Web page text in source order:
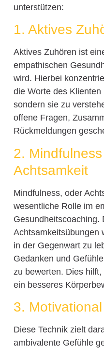
unterstützen:
1. Aktives
Aktives Zuhören ist
empathischen
wird. Hierbei
die Worte des
sondern sie zu
offene Fragen,
Rückmeldungen
2.
Achtsamkeit
Mindfulness, oder
wesentliche Rolle im
Gesundheitscoaching.
Achtsamkeitsübungen
in der Gegenwart zu
Gedanken und
zu bewerten. Dies
ein besseres
3.
Diese Technik zielt
ambivalente Gefühle